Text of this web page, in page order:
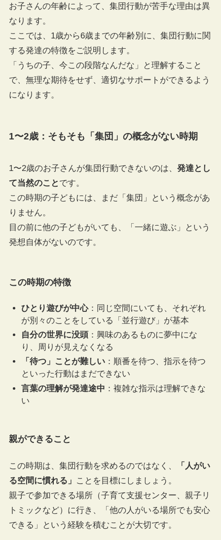
お子さんの年齢によって、集団行動が苦手な理由は異
なります。
ここでは、1歳から6歳までの年齢別に、集団行動に関
する発達の特徴をご説明します。
「うちの子、今この段階なんだな」と理解すること
で、無理な期待をせず、適切なサポートができるよう
になります。
1〜2歳：そもそも「集団」の概念がない時期
1〜2歳のお子さんが集団行動できないのは、 発達とし
て当然のこと です。
この時期の子どもには、まだ「集団」という概念があ
りません。
目の前に他の子どもがいても、「一緒に遊ぶ」という
発想自体がないのです。
この時期の特徴
ひとり遊びが中心：同じ空間にいても、それぞれ
が別々のことをしている「並行遊び」が基本
自分の世界に没頭 ：興味のあるものに夢中にな
り、周りが見えなくなる
「待つ」ことが難しい ：順番を待つ、指示を待つ
といった行動はまだできない
言葉の理解が発達途中 ：複雑な指示は理解できな
い
親ができること
この時期は、集団行動を求めるのではなく、
「人がい
る空間に慣れる」 ことを目標にしましょう。
親子で参加できる場所（子育て支援センター、親子リ
トミックなど）に行き、「他の人がいる場所でも安心
できる」という経験を積むことが大切です。